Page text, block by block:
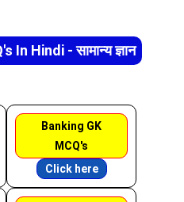
Hindi - सामान्य ज्ञान
Banking GK
MCQ's
Click here